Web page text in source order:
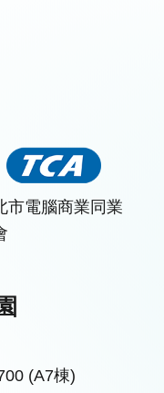
市電腦商業同業
(A7棟)